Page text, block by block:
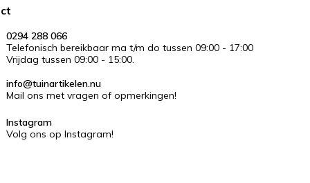
0294 288 066
Telefonisch bereikbaar ma t/m do tussen 09:00 - 17:00
Vrijdag tussen 09:00 - 15:00.
info@tuinartikelen.nu
Mail ons met vragen of opmerkingen!
Instagram
Volg ons op Instagram!